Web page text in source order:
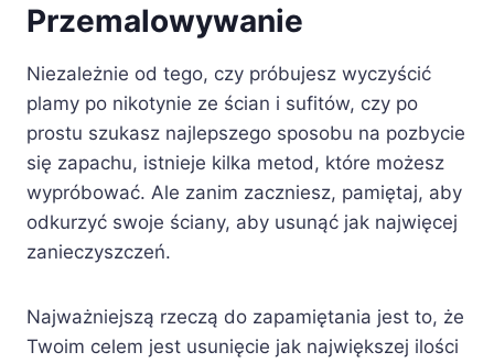
Przemalowywanie
Niezależnie od tego, czy próbujesz wyczyścić
plamy po nikotynie ze ścian i sufitów, czy po
prostu szukasz najlepszego sposobu na pozbycie
się zapachu, istnieje kilka metod, które możesz
wypróbować. Ale zanim zaczniesz, pamiętaj, aby
odkurzyć swoje ściany, aby usunąć jak najwięcej
zanieczyszczeń.
Najważniejszą rzeczą do zapamiętania jest to, że
Twoim celem jest usunięcie jak największej ilości